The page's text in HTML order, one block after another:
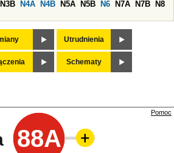
N3B N4A N4B N5A N5B N6 N7A N7B
N8
Utrudnienia
Schematy
88A
Pomoc